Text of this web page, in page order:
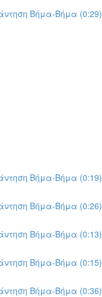
Βήμα-Βήμα (0:29)
Βήμα-Βήμα (0:19)
Βήμα-Βήμα (0:26)
Βήμα-Βήμα (0:13)
Βήμα-Βήμα (0:15)
Βήμα-Βήμα (0:36)